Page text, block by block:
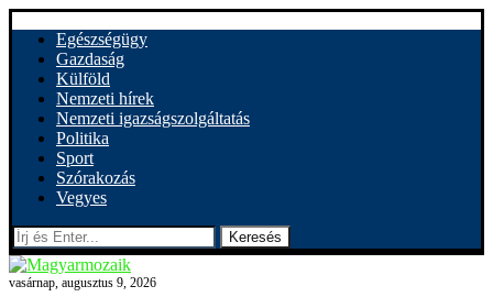
Egészségügy
Gazdaság
Külföld
Nemzeti hírek
Nemzeti igazságszolgáltatás
Politika
Sport
Szórakozás
Vegyes
Keresés
vasárnap, augusztus 9, 2026